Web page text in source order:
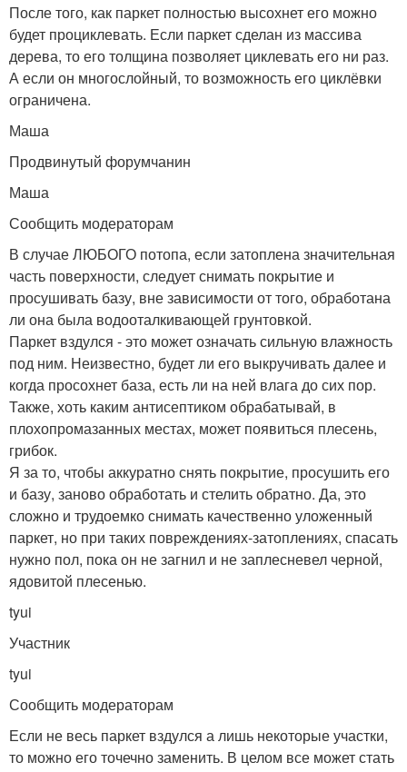
После того, как паркет полностью высохнет его можно
будет проциклевать. Если паркет сделан из массива
дерева, то его толщина позволяет циклевать его ни раз.
А если он многослойный, то возможность его циклёвки
ограничена.
Маша
Продвинутый форумчанин
Маша
Сообщить модераторам
В случае ЛЮБОГО потопа, если затоплена значительная
часть поверхности, следует снимать покрытие и
просушивать базу, вне зависимости от того, обработана
ли она была водооталкивающей грунтовкой.
Паркет вздулся - это может означать сильную влажность
под ним. Неизвестно, будет ли его выкручивать далее и
когда просохнет база, есть ли на ней влага до сих пор.
Также, хоть каким антисептиком обрабатывай, в
плохопромазанных местах, может появиться плесень,
грибок.
Я за то, чтобы аккуратно снять покрытие, просушить его
и базу, заново обработать и стелить обратно. Да, это
сложно и трудоемко снимать качественно уложенный
паркет, но при таких повреждениях-затоплениях, спасать
нужно пол, пока он не загнил и не заплесневел черной,
ядовитой плесенью.
tyui
Участник
tyui
Сообщить модераторам
Если не весь паркет вздулся а лишь некоторые участки,
то можно его точечно заменить. В целом все может стать